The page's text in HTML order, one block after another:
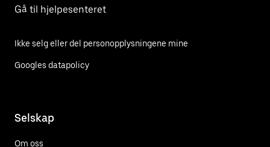
Gå til hjelpesenteret
Ikke selg eller del personopplysningene mine
Googles datapolicy
Selskap
Om oss